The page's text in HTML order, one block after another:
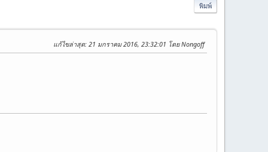
พิมพ์
แก้ไขล่าสุด: 21 มกราคม 2016, 23:32:01 โดย Nongoff